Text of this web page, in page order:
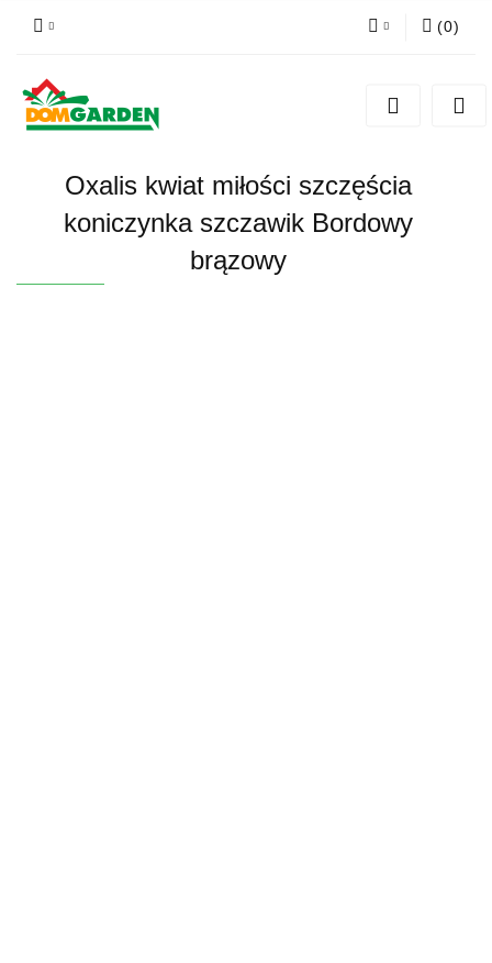
Zarejestruj się
Zgody cookies
(0)
Oxalis kwiat miłości szczęścia
koniczynka szczawik Bordowy
brązowy